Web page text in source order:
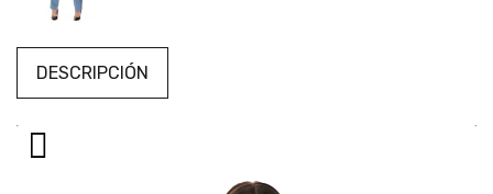
DESCRIPCIÓN
Reproductor
de